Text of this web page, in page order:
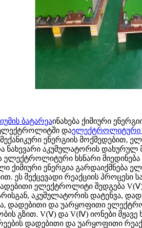
ბატარეაინახება ქიმიური
ელექტროლიტში დაელექტროლიტური
ენერგიის
და ნახევარი აკუმულატორის
ხსნარი
ქიმიური ენერგია
ეს შექცევადი რეაქციის პროცესი
ელექტროლიტი შედგება
აკუმულატორის დატენვა,
დადებითი და უარყოფითი
გზით. V(Ⅴ) და V(Ⅳ) იონები მჟავე
დადებითი და უარყოფითი